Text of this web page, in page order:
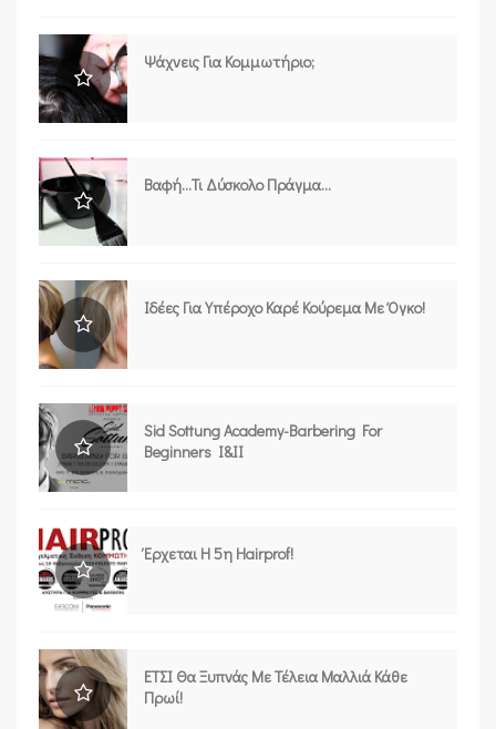
Ψάχνεις Για Κομμωτήριο;
Βαφή...τι Δύσκολο Πράγμα...
Ιδέες Για Υπέροχο Καρέ Κούρεμα Με Όγκο!
Sid Sottung Academy-Barbering For
Beginners I&II
Έρχεται Η 5η Hairprof!
ΕΤΣΙ Θα Ξυπνάς Με Τέλεια Μαλλιά Κάθε
Πρωί!